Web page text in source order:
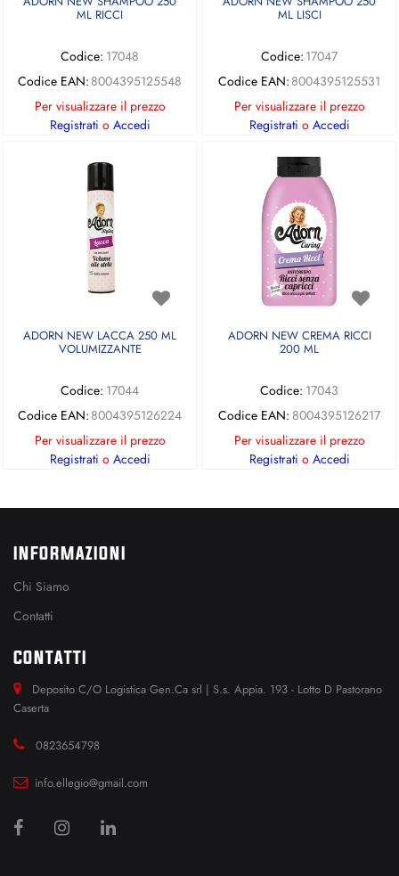
ML RICCI
Codice: 17048
Codice EAN: 8004395125548
Per visualizzare il prezzo
Registrati o Accedi
ML LISCI
Codice: 17047
Codice EAN: 8004395125531
Per visualizzare il prezzo
Registrati o Accedi
ADORN NEW LACCA 250 ML
VOLUMIZZANTE
Codice: 17044
Codice EAN: 8004395126224
Per visualizzare il prezzo
Registrati o Accedi
ADORN NEW CREMA RICCI
200 ML
Codice: 17043
Codice EAN: 8004395126217
Per visualizzare il prezzo
Registrati o Accedi
INFORMAZIONI
Chi Siamo
Contatti
CONTATTI
Deposito C/O Logistica Gen.Ca srl | S.s. Appia. 193 - Lotto D Pastorano
Caserta
0823654798
info.ellegio@gmail.com